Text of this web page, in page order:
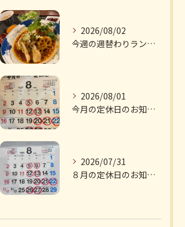
2026/08/02
今週の週替わりランチのご紹介です
2026/08/01
今月の定休日のお知らせです
2026/07/31
８月の定休日のお知らせです